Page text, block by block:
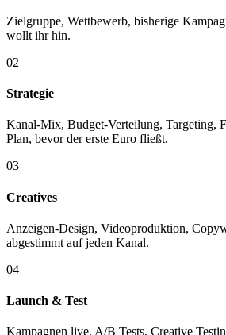
Zielgruppe, Wettbewerb, bisherige
wollt ihr hin.
02
Strategie
Kanal-Mix, Budget-Verteilung, Targeting,
Plan, bevor der erste Euro fließt.
03
Creatives
Anzeigen-Design, Videoproduktion,
abgestimmt auf jeden Kanal.
04
Launch & Test
Kampagnen live. A/B Tests, Creative